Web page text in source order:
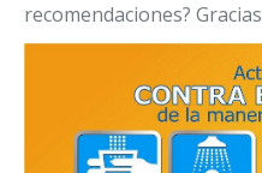
recomendaciones? Gracias